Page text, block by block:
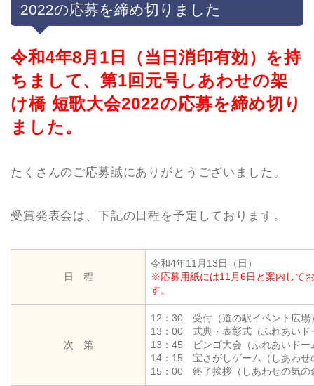
2022の応募を締め切りました
令和4年8月1日（当日消印有効）を持
ちまして、第1回元号しあわせの架
け橋 短歌大会2022の応募を締め切り
ました。
たくさんのご応募誠にありがとうございました。
受賞発表会は、下記の日程を予定しております。
日 程
令和4年11月13日（日）
※応募用紙には11月6日と案内して
す。
次 第
12：30 受付（道の駅イベント広場
13：00 式典・表彰式（ふれあいド
13：45 ビンゴ大会（ふれあいドー
14：15 宝さがしゲーム（しあわせ
15：00 終了挨拶（しあわせの気の